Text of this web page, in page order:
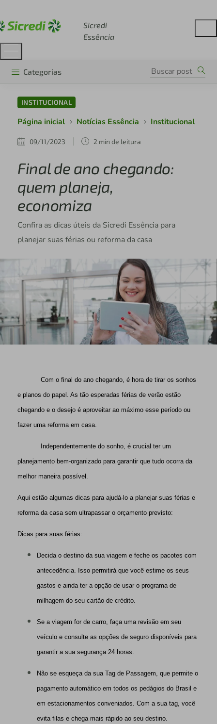
Sicredi
Essência
Categorias
INSTITUCIONAL
Página inicial Notícias Essência Institucional
09/11/2023 2 min de leitura
Final de ano chegando:
quem planeja,
economiza
Confira as dicas úteis da Sicredi Essência para
planejar suas férias ou reforma da casa
Com o final do ano chegando, é hora de tirar os sonhos
e planos do papel. As tão esperadas férias de verão estão
chegando e o desejo é aproveitar ao máximo esse período ou
fazer uma reforma em casa.
Independentemente do sonho, é crucial ter um
planejamento bem-organizado para garantir que tudo ocorra da
melhor maneira possível.
Aqui estão algumas dicas para ajudá-lo a planejar suas férias e
reforma da casa sem ultrapassar o orçamento previsto:
Dicas para suas férias:
Decida o destino da sua viagem e feche os pacotes com
antecedência. Isso permitirá que você estime os seus
gastos e ainda ter a opção de usar o programa de
milhagem do seu cartão de crédito.
Se a viagem for de carro, faça uma revisão em seu
veículo e consulte as opções de seguro disponíveis para
garantir a sua segurança 24 horas.
Não se esqueça da sua Tag de Passagem, que permite o
pagamento automático em todos os pedágios do Brasil e
em estacionamentos conveniados. Com a sua tag, você
evita filas e chega mais rápido ao seu destino.